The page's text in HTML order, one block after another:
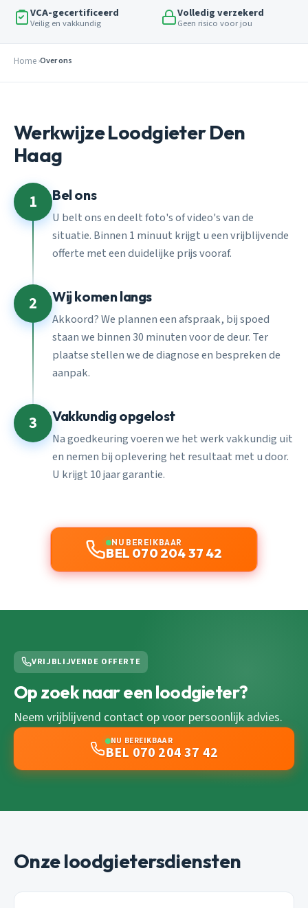
VCA-gecertificeerd
Veilig en vakkundig
Volledig verzekerd
Geen risico voor jou
Home Over ons
Werkwijze Loodgieter Den
Haag
1 Bel ons
U belt ons en deelt foto's of video's van de
situatie. Binnen 1 minuut krijgt u een vrijblijvende
offerte met een duidelijke prijs vooraf.
2 Wij komen langs
Akkoord? We plannen een afspraak, bij spoed
staan we binnen 30 minuten voor de deur. Ter
plaatse stellen we de diagnose en bespreken de
aanpak.
3 Vakkundig opgelost
Na goedkeuring voeren we het werk vakkundig uit
en nemen bij oplevering het resultaat met u door.
U krijgt 10 jaar garantie.
NU BEREIKBAAR
BEL 070 204 37 42
VRIJBLIJVENDE OFFERTE
Op zoek naar een loodgieter?
Neem vrijblijvend contact op voor persoonlijk advies.
NU BEREIKBAAR
BEL 070 204 37 42
Onze loodgietersdiensten